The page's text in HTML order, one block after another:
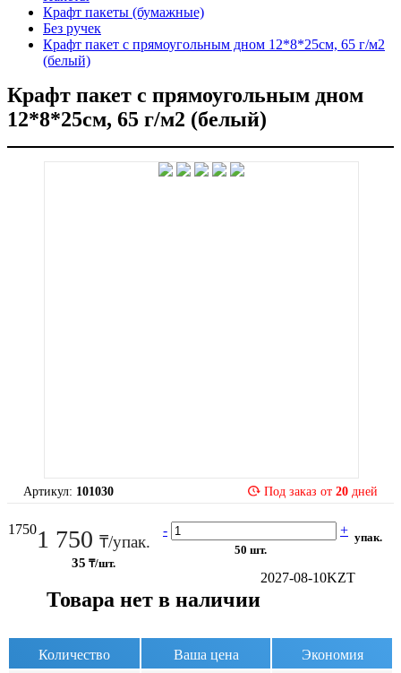
Крафт пакеты (бумажные)
Без ручек
Крафт пакет с прямоугольным дном 12*8*25см, 65 г/м2
(белый)
Крафт пакет с прямоугольным дном
12*8*25см, 65 г/м2 (белый)
Артикул: 101030 Под заказ от 20 дней
17501 750 ₸/упак.
35 ₸/шт.
- +
50 шт.
упак.
Товара нет в наличии
2027-08-10KZT
Количество Ваша цена Экономия